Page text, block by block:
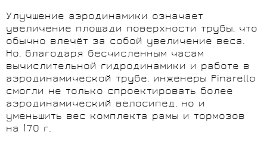
Улучшение аэродинамики означает
увеличение площади поверхности трубы, что
обычно влечёт за собой увеличение веса.
Но, благодаря бесчисленным часам
вычислительной гидродинамики и работе в
аэродинамической трубе, инженеры Pinarello
смогли не только спроектировать более
аэродинамический велосипед, но и
уменьшить вес комплекта рамы и тормозов
на 170 г.